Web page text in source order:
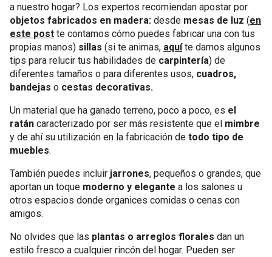
a nuestro hogar? Los expertos recomiendan apostar por
objetos fabricados en madera: desde mesas de luz (en
este post te contamos cómo puedes fabricar una con tus
propias manos) sillas (si te animas, aquíte damos algunos
tips para relucir tus habilidades de carpintería) de
diferentes tamaños o para diferentes usos, cuadros,
bandejas o cestas decorativas.
Un material que ha ganado terreno, poco a poco, es el
ratán caracterizado por ser más resistente que el mimbre
y de ahí su utilización en la fabricación de todo tipo de
muebles.
También puedes incluir jarrones, pequeños o grandes, que
aportan un toque moderno y elegante a los salones u
otros espacios donde organices comidas o cenas con
amigos.
No olvides que las plantas o arreglos florales dan un
estilo fresco a cualquier rincón del hogar. Pueden ser